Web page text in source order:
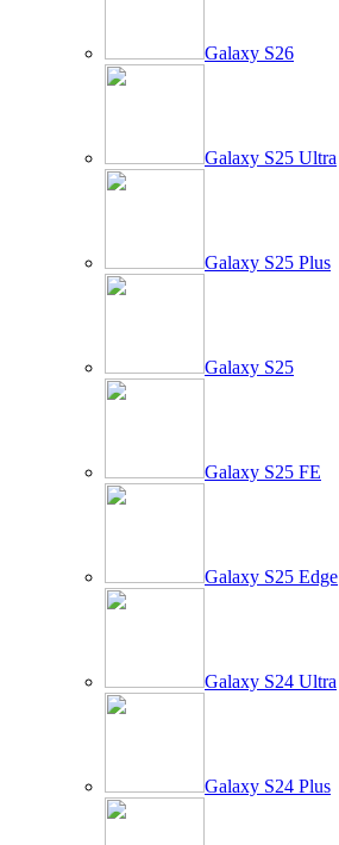
Galaxy S26
Galaxy S25 Ultra
Galaxy S25 Plus
Galaxy S25
Galaxy S25 FE
Galaxy S25 Edge
Galaxy S24 Ultra
Galaxy S24 Plus